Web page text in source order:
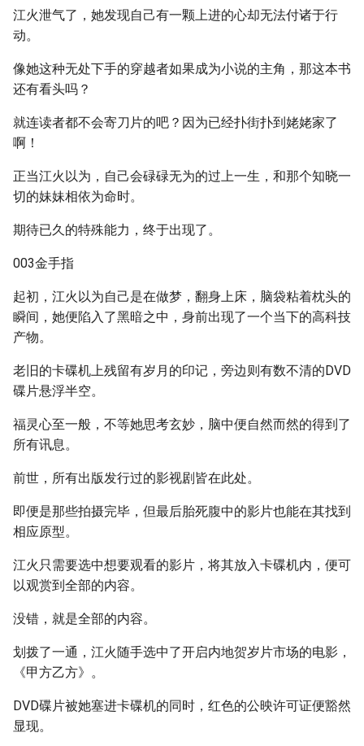
江火泄气了，她发现自己有一颗上进的心却无法付诸于行
动。
像她这种无处下手的穿越者如果成为小说的主角，那这本书
还有看头吗？
就连读者都不会寄刀片的吧？因为已经扑街扑到姥姥家了
啊！
正当江火以为，自己会碌碌无为的过上一生，和那个知晓一
切的妹妹相依为命时。
期待已久的特殊能力，终于出现了。
003金手指
起初，江火以为自己是在做梦，翻身上床，脑袋粘着枕头的
瞬间，她便陷入了黑暗之中，身前出现了一个当下的高科技
产物。
老旧的卡碟机上残留有岁月的印记，旁边则有数不清的DVD
碟片悬浮半空。
福灵心至一般，不等她思考玄妙，脑中便自然而然的得到了
所有讯息。
前世，所有出版发行过的影视剧皆在此处。
即便是那些拍摄完毕，但最后胎死腹中的影片也能在其找到
相应原型。
江火只需要选中想要观看的影片，将其放入卡碟机内，便可
以观赏到全部的内容。
没错，就是全部的内容。
划拨了一通，江火随手选中了开启内地贺岁片市场的电影，
《甲方乙方》。
DVD碟片被她塞进卡碟机的同时，红色的公映许可证便豁然
显现。